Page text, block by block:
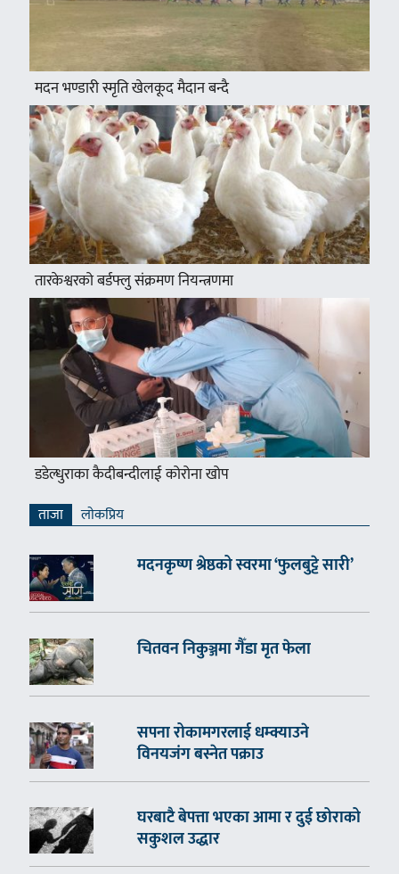
मदन भण्डारी स्मृति खेलकूद मैदान बन्दै
तारकेश्वरको बर्डफ्लु संक्रमण नियन्त्रणमा
डडेल्धुराका कैदीबन्दीलाई कोरोना खोप
ताजा लाेकप्रिय
मदनकृष्ण श्रेष्ठको स्वरमा ‘फुलबुट्टे सारी’
चितवन निकुञ्जमा गैँडा मृत फेला
सपना रोकामगरलाई धम्क्याउने
विनयजंग बस्नेत पक्राउ
घरबाटै बेपत्ता भएका आमा र दुई छोराको
सकुशल उद्धार